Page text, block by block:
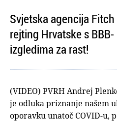
Svjetska agencija
rejting Hrvatske s
izgledima za rast!
(VIDEO) PVRH Andrej
je odluka priznanje našem
oporavku unatoč COVID-u,